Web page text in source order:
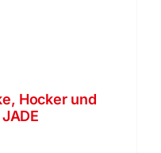
Hocker und